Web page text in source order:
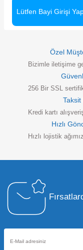
Lütfen Bayi Girişi
Özel
Bizimle iletişime
256 Bir SSL
Taksit
Kredi kartı
Hızlı
Hızlı lojistik